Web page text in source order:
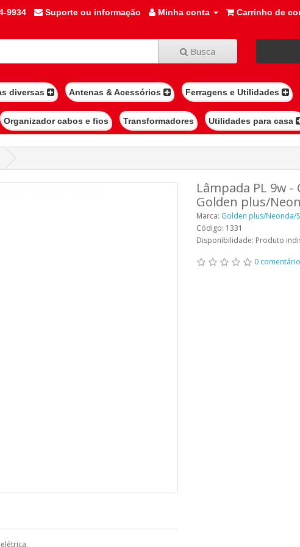
9934 Suporte ou informação Minha conta Carrinho de
Busca
diversas Antenas & Acessórios Ferragens e Utilidades
Organizador cabos e fios Transformadores Utilidades para casa
Lâmpada PL 9w -
Golden plus/
Marca: Golden plus/Neonda/
Código: 1331
Disponibilidade: Produto
0